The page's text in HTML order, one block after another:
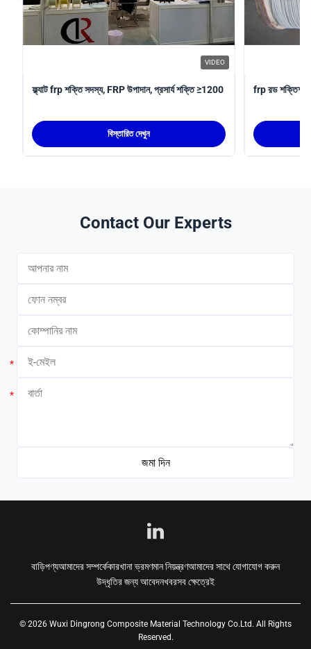
VIDEO
ফ্ল্যাট frp শক্তি সদস্য, FRP উপাদান, প্রসার্য শক্তি ≥1200
বিস্তারিত দেখুন
frp রড
Contact Our Experts
*
*
বাড়িপণ্যআমাদের সম্পর্কেকারখানা ভ্রমণমান নিয়ন্ত্রণআমাদের সাথে যোগাযোগ করুন
উদ্ধৃতির জন্য আবেদনখবরসব ক্ষেত্রেই
© 2026 Wuxi Dingrong Composite Material Technology Co.Ltd. All Rights
Reserved.